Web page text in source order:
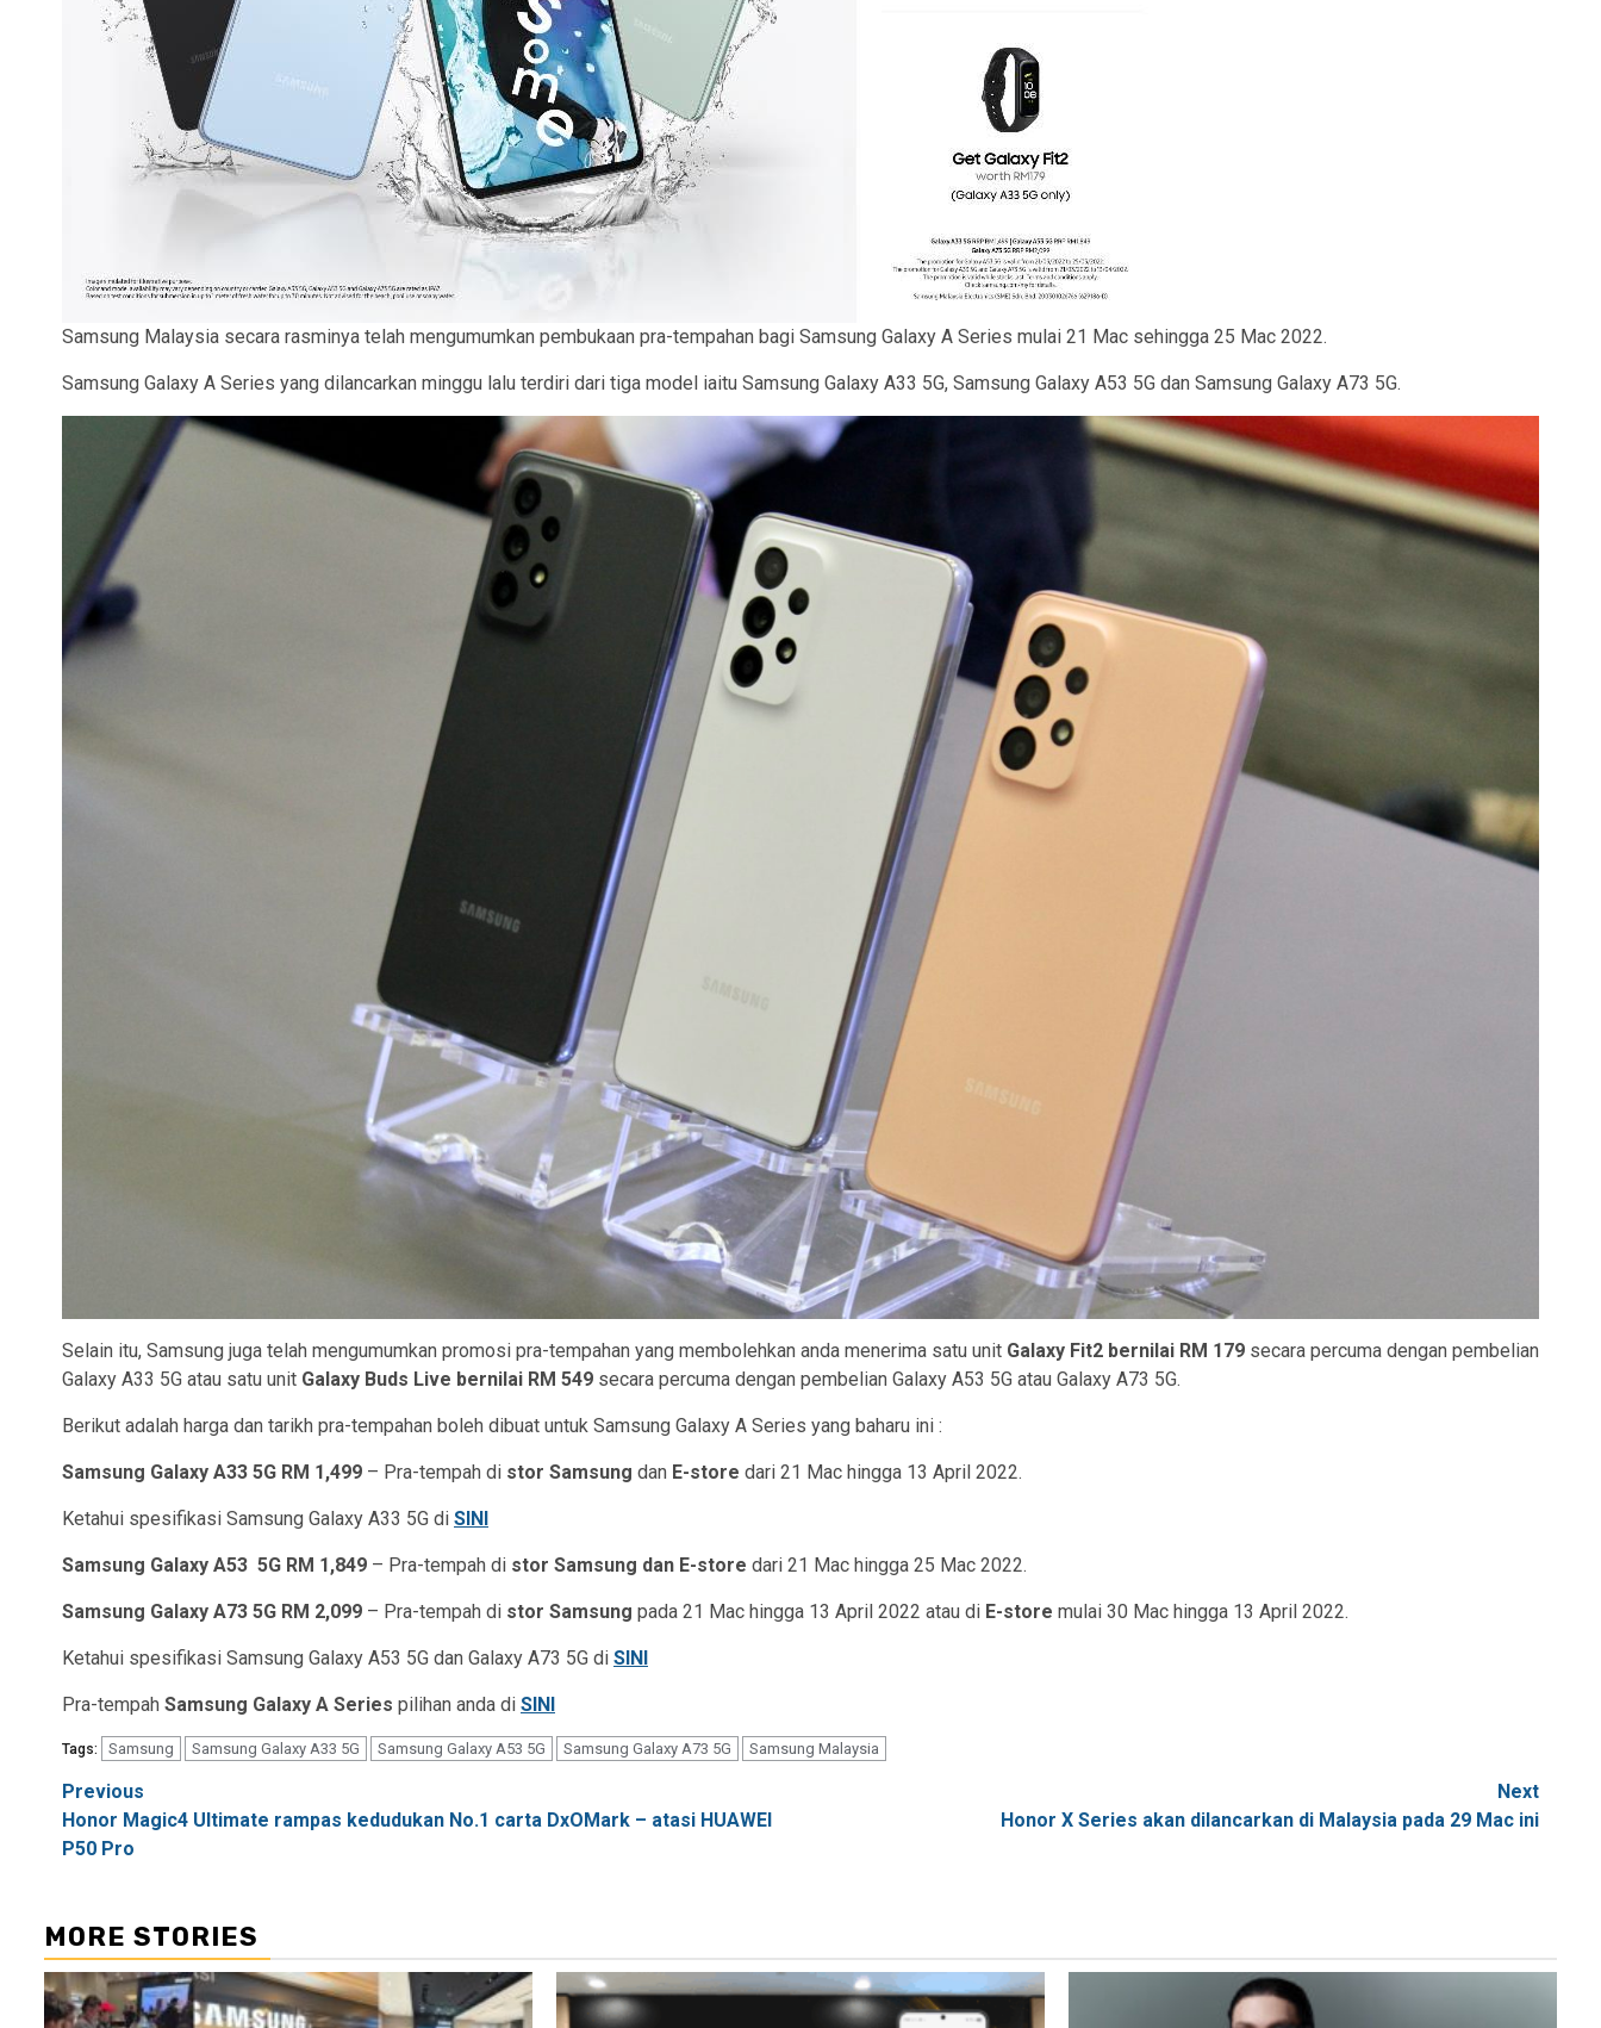
Samsung Malaysia secara rasminya telah mengumumkan pembukaan pra-tempahan bagi Samsung Galaxy A Series mulai 21 Mac sehingga 25 Mac 2022.
Samsung Galaxy A Series yang dilancarkan minggu lalu terdiri dari tiga model iaitu Samsung Galaxy A33 5G, Samsung Galaxy A53 5G dan Samsung Galaxy A73 5G.
Selain itu, Samsung juga telah mengumumkan promosi pra-tempahan yang membolehkan anda menerima satu unit Galaxy Fit2 bernilai RM 179 secara percuma dengan pembelian
Galaxy A33 5G atau satu unit Galaxy Buds Live bernilai RM 549 secara percuma dengan pembelian Galaxy A53 5G atau Galaxy A73 5G.
Berikut adalah harga dan tarikh pra-tempahan boleh dibuat untuk Samsung Galaxy A Series yang baharu ini :
Samsung Galaxy A33 5G RM 1,499 – Pra-tempah di stor Samsung dan E-store dari 21 Mac hingga 13 April 2022.
Ketahui spesifikasi Samsung Galaxy A33 5G di SINI
Samsung Galaxy A53 5G RM 1,849 – Pra-tempah di stor Samsung dan E-store dari 21 Mac hingga 25 Mac 2022.
Samsung Galaxy A73 5G RM 2,099 – Pra-tempah di stor Samsung pada 21 Mac hingga 13 April 2022 atau di E-store mulai 30 Mac hingga 13 April 2022.
Ketahui spesifikasi Samsung Galaxy A53 5G dan Galaxy A73 5G di SINI
Pra-tempah Samsung Galaxy A Series pilihan anda di SINI
Tags: Samsung Samsung Galaxy A33 5G Samsung Galaxy A53 5G Samsung Galaxy A73 5G Samsung Malaysia
Post
navigation
Previous
Honor Magic4 Ultimate rampas kedudukan No.1 carta DxOMark – atasi HUAWEI
P50 Pro
Next
Honor X Series akan dilancarkan di Malaysia pada 29 Mac ini
MORE STORIES